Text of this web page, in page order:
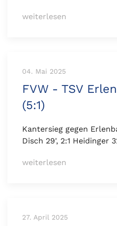
weiterlesen
04. Mai 2025
FVW - TSV
(5:1)
Kantersieg gegen
Disch 29', 2:1 Heidinger
weiterlesen
27. April 2025